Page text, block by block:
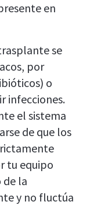
en
se
por
o
infecciones.
el sistema
de que los
tu equipo
de la
y no fluctúa